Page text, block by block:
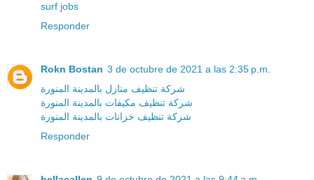
surf jobs
Responder
Rokn Bostan 3 de octubre de 2021 a las 2:35 p.m.
شركة تنظيف منازل بالمدينة المنورة
شركة تنظيف مكيفات بالمدينة المنورة
شركة تنظيف خزانات بالمدينة المنورة
Responder